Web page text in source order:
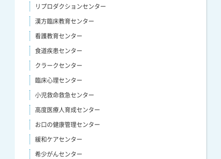
リプロダクションセンター
漢方臨床教育センター
看護教育センター
食道疾患センター
クラークセンター
臨床心理センター
小児救命救急センター
高度医療人育成センター
お口の健康管理センター
緩和ケアセンター
希少がんセンター